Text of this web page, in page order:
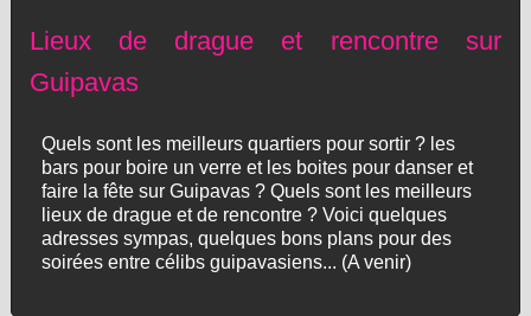
Lieux de drague et rencontre sur
Guipavas
Quels sont les meilleurs quartiers pour sortir ? les
bars pour boire un verre et les boites pour danser et
faire la fête sur Guipavas ? Quels sont les meilleurs
lieux de drague et de rencontre ? Voici quelques
adresses sympas, quelques bons plans pour des
soirées entre célibs guipavasiens... (A venir)